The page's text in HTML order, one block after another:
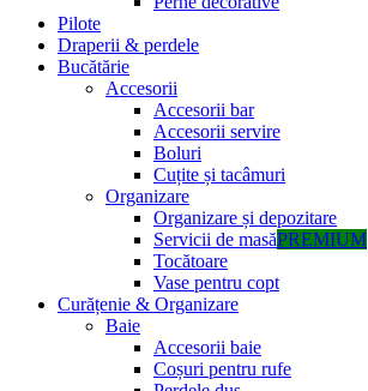
Pilote
Draperii & perdele
Bucătărie
Accesorii
Accesorii bar
Accesorii servire
Boluri
Cuțite și tacâmuri
Organizare
Organizare și depozitare
Servicii de masăPREMIUM
Tocătoare
Vase pentru copt
Curățenie & Organizare
Baie
Accesorii baie
Coșuri pentru rufe